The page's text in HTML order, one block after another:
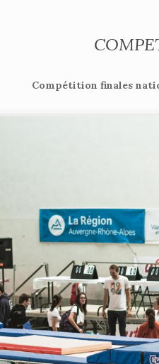
Compétition finales